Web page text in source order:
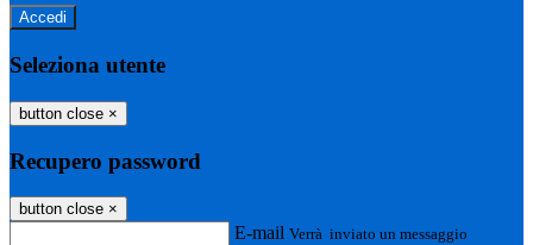
Seleziona utente
button close ×
Recupero password
button close ×
E-mail Verrà inviato un messaggio